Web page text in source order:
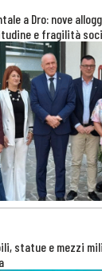
a Dro: nove
e fragilità
statue e mezzi